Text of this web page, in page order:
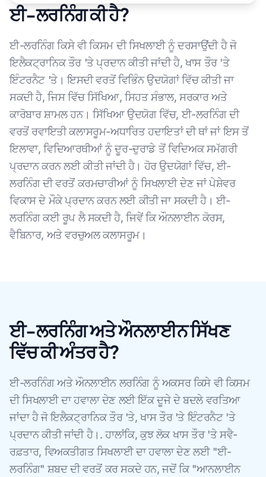
ਈ-ਲਰਨਿੰਗ ਕੀ ਹੈ?
ਈ-ਲਰਨਿੰਗ ਕਿਸੇ ਵੀ ਕਿਸਮ ਦੀ ਸਿਖਲਾਈ ਨੂੰ ਦਰਸਾਉਂਦੀ ਹੈ ਜੋ
ਇਲੈਕਟ੍ਰਾਨਿਕ ਤੌਰ 'ਤੇ ਪ੍ਰਦਾਨ ਕੀਤੀ ਜਾਂਦੀ ਹੈ, ਖਾਸ ਤੌਰ 'ਤੇ
ਇੰਟਰਨੈਟ 'ਤੇ। ਇਸਦੀ ਵਰਤੋਂ ਵਿਭਿੰਨ ਉਦਯੋਗਾਂ ਵਿੱਚ ਕੀਤੀ ਜਾ
ਸਕਦੀ ਹੈ, ਜਿਸ ਵਿੱਚ ਸਿੱਖਿਆ, ਸਿਹਤ ਸੰਭਾਲ, ਸਰਕਾਰ ਅਤੇ
ਕਾਰੋਬਾਰ ਸ਼ਾਮਲ ਹਨ। ਸਿੱਖਿਆ ਉਦਯੋਗ ਵਿੱਚ, ਈ-ਲਰਨਿੰਗ ਦੀ
ਵਰਤੋਂ ਰਵਾਇਤੀ ਕਲਾਸਰੂਮ-ਅਧਾਰਿਤ ਹਦਾਇਤਾਂ ਦੀ ਥਾਂ ਜਾਂ ਇਸ ਤੋਂ
ਇਲਾਵਾ, ਵਿਦਿਆਰਥੀਆਂ ਨੂੰ ਦੂਰ-ਦੁਰਾਡੇ ਤੋਂ ਵਿਦਿਅਕ ਸਮੱਗਰੀ
ਪ੍ਰਦਾਨ ਕਰਨ ਲਈ ਕੀਤੀ ਜਾਂਦੀ ਹੈ। ਹੋਰ ਉਦਯੋਗਾਂ ਵਿੱਚ, ਈ-
ਲਰਨਿੰਗ ਦੀ ਵਰਤੋਂ ਕਰਮਚਾਰੀਆਂ ਨੂੰ ਸਿਖਲਾਈ ਦੇਣ ਜਾਂ ਪੇਸ਼ੇਵਰ
ਵਿਕਾਸ ਦੇ ਮੌਕੇ ਪ੍ਰਦਾਨ ਕਰਨ ਲਈ ਕੀਤੀ ਜਾ ਸਕਦੀ ਹੈ। ਈ-
ਲਰਨਿੰਗ ਕਈ ਰੂਪ ਲੈ ਸਕਦੀ ਹੈ, ਜਿਵੇਂ ਕਿ ਔਨਲਾਈਨ ਕੋਰਸ,
ਵੈਬਿਨਾਰ, ਅਤੇ ਵਰਚੁਅਲ ਕਲਾਸਰੂਮ।
ਈ-ਲਰਨਿੰਗ ਅਤੇ ਔਨਲਾਈਨ ਸਿੱਖਣ
ਵਿੱਚ ਕੀ ਅੰਤਰ ਹੈ?
ਈ-ਲਰਨਿੰਗ ਅਤੇ ਔਨਲਾਈਨ ਲਰਨਿੰਗ ਨੂੰ ਅਕਸਰ ਕਿਸੇ ਵੀ ਕਿਸਮ
ਦੀ ਸਿਖਲਾਈ ਦਾ ਹਵਾਲਾ ਦੇਣ ਲਈ ਇੱਕ ਦੂਜੇ ਦੇ ਬਦਲੇ ਵਰਤਿਆ
ਜਾਂਦਾ ਹੈ ਜੋ ਇਲੈਕਟ੍ਰਾਨਿਕ ਤੌਰ 'ਤੇ, ਖਾਸ ਤੌਰ 'ਤੇ ਇੰਟਰਨੈਟ 'ਤੇ
ਪ੍ਰਦਾਨ ਕੀਤੀ ਜਾਂਦੀ ਹੈ।. ਹਾਲਾਂਕਿ, ਕੁਝ ਲੋਕ ਖਾਸ ਤੌਰ 'ਤੇ ਸਵੈ-
ਰਫ਼ਤਾਰ, ਵਿਅਕਤੀਗਤ ਸਿਖਲਾਈ ਦਾ ਹਵਾਲਾ ਦੇਣ ਲਈ "ਈ-
ਲਰਨਿੰਗ" ਸ਼ਬਦ ਦੀ ਵਰਤੋਂ ਕਰ ਸਕਦੇ ਹਨ, ਜਦੋਂ ਕਿ "ਆਨਲਾਈਨ